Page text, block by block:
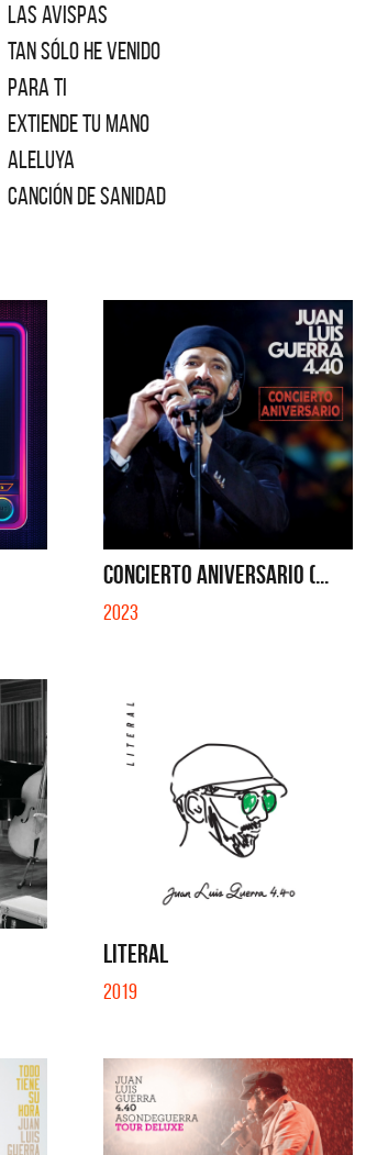
LAS AVISPAS
TAN SÓLO HE VENIDO
PARA TI
EXTIENDE TU MANO
ALELUYA
CANCIÓN DE SANIDAD
CONCIERTO ANIVERSARIO (...
2023
LITERAL
2019